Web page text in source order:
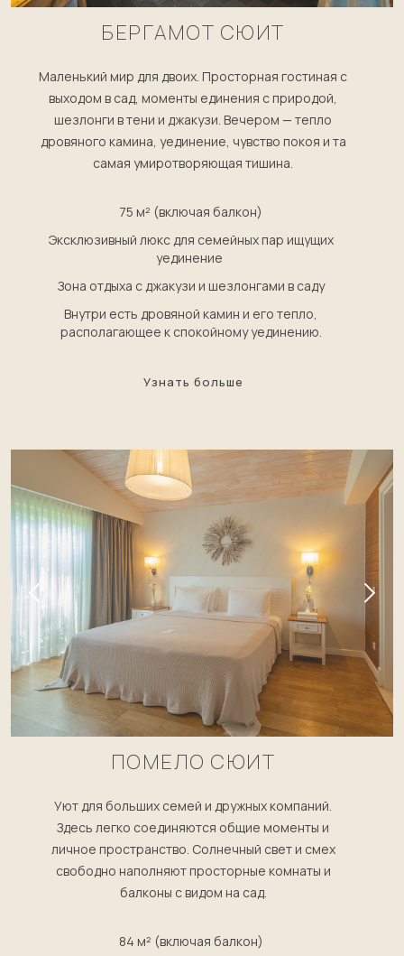
БЕРГАМОТ СЮИТ
Маленький мир для двоих. Просторная гостиная с
выходом в сад, моменты единения с природой,
шезлонги в тени и джакузи. Вечером — тепло
дровяного камина, уединение, чувство покоя и та
самая умиротворяющая тишина.
75 м² (включая балкон)
Эксклюзивный люкс для семейных пар ищущих
уединение
Зона отдыха с джакузи и шезлонгами в саду
Внутри есть дровяной камин и его тепло,
располагающее к спокойному уединению.
Узнать больше
ПОМЕЛО СЮИТ
Уют для больших семей и дружных компаний.
Здесь легко соединяются общие моменты и
личное пространство. Солнечный свет и смех
свободно наполняют просторные комнаты и
балконы с видом на сад.
84 м² (включая балкон)